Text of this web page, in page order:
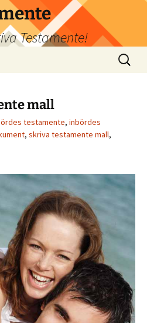
Testamente!
Sök
efter:
mall
testamente, inbördes
, skriva testamente mall,